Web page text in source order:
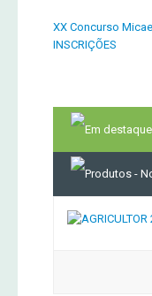
XX Concurso
INSCRIÇÕES